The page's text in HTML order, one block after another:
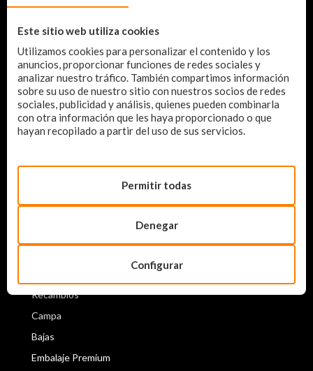
Este sitio web utiliza cookies
Utilizamos cookies para personalizar el contenido y los
anuncios, proporcionar funciones de redes sociales y
analizar nuestro tráfico. También compartimos información
sobre su uso de nuestro sitio con nuestros socios de redes
sociales, publicidad y análisis, quienes pueden combinarla
con otra información que les haya proporcionado o que
hayan recopilado a partir del uso de sus servicios.
Configurar
Denegar
Permitir todas
Carretera A92-G Km 7, 18015 Granada
+34 958 28 58 88
desguacemotocoche@motocoche.com
Lunes a Jueves de 8.30 a 14.00 y de 16.00 a 19.00
Viernes de 8.30 a 14.00
AUTORIZADOS Y ASOCIACIONES
Recambios
Campa
Bajas
Embalaje Premium